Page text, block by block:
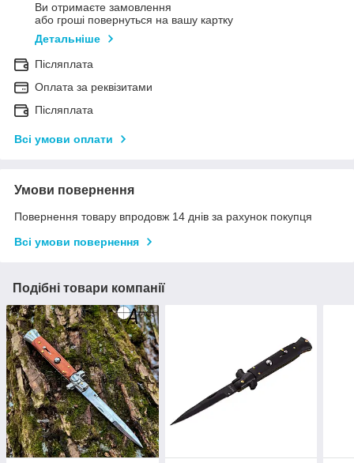
Ви отримаєте замовлення
або гроші повернуться на вашу картку
Детальніше
Післяплата
Оплата за реквізитами
Післяплата
Всі умови оплати
Умови повернення
Повернення товару впродовж 14 днів за рахунок покупця
Всі умови повернення
Подібні товари компанії